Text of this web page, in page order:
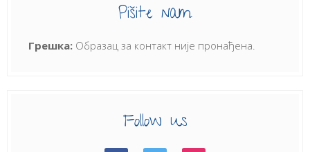
Pišite nam
Грешка: Образац за контакт није пронађена.
Follow us